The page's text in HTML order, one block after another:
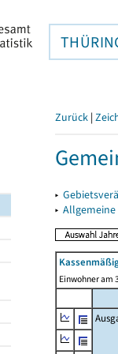
Zurück |
▸
▸
Einwohner am